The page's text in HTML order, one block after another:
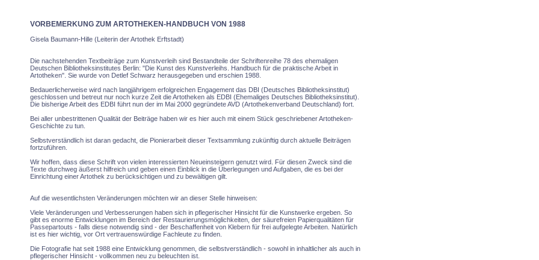
VORBEMERKUNG ZUM ARTOTHEKEN-HANDBUCH VON 1988
Gisela Baumann-Hille (Leiterin der Artothek Erftstadt)
Die nachstehenden Textbeiträge zum Kunstverleih sind Bestandteile der Schriftenreihe 78 des ehemaligen
Deutschen Bibliotheksinstitutes Berlin: "Die Kunst des Kunstverleihs. Handbuch für die praktische Arbeit in
Artotheken". Sie wurde von Detlef Schwarz herausgegeben und erschien 1988.
Bedauerlicherweise wird nach langjährigem erfolgreichen Engagement das DBI (Deutsches Bibliotheksinstitut)
geschlossen und betreut nur noch kurze Zeit die Artotheken als EDBI (Ehemaliges Deutsches Bibliotheksinstitut).
Die bisherige Arbeit des EDBI führt nun der im Mai 2000 gegründete AVD (Artothekenverband Deutschland) fort.
Bei aller unbestrittenen Qualität der Beiträge haben wir es hier auch mit einem Stück geschriebener Artotheken-
Geschichte zu tun.
Selbstverständlich ist daran gedacht, die Pionierarbeit dieser Textsammlung zukünftig durch aktuelle Beiträgen
fortzuführen.
Wir hoffen, dass diese Schrift von vielen interessierten Neueinsteigern genutzt wird. Für diesen Zweck sind die
Texte durchweg äußerst hilfreich und geben einen Einblick in die Überlegungen und Aufgaben, die es bei der
Einrichtung einer Artothek zu berücksichtigen und zu bewältigen gilt.
Auf die wesentlichsten Veränderungen möchten wir an dieser Stelle hinweisen:
Viele Veränderungen und Verbesserungen haben sich in pflegerischer Hinsicht für die Kunstwerke ergeben. So
gibt es enorme Entwicklungen im Bereich der Restaurierungsmöglichkeiten, der säurefreien Papierqualitäten für
Passepartouts - falls diese notwendig sind - der Beschaffenheit von Klebern für frei aufgelegte Arbeiten. Natürlich
ist es hier wichtig, vor Ort vertrauenswürdige Fachleute zu finden.
Die Fotografie hat seit 1988 eine Entwicklung genommen, die selbstverständlich - sowohl in inhaltlicher als auch in
pflegerischer Hinsicht - vollkommen neu zu beleuchten ist.